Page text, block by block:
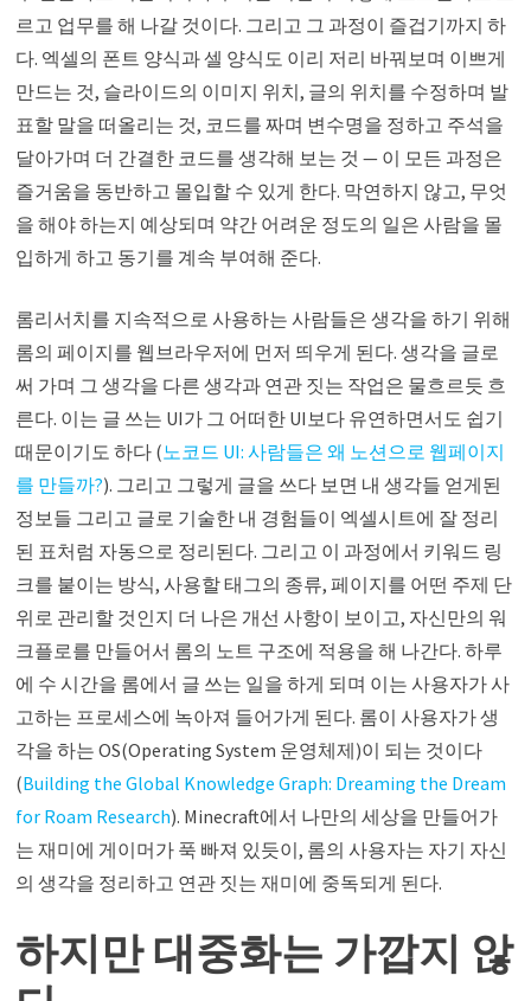
르고 업무를 해 나갈 것이다. 그리고 그 과정이 즐겁기까지 하
다. 엑셀의 폰트 양식과 셀 양식도 이리 저리 바꿔보며 이쁘게
만드는 것, 슬라이드의 이미지 위치, 글의 위치를 수정하며 발
표할 말을 떠올리는 것, 코드를 짜며 변수명을 정하고 주석을
달아가며 더 간결한 코드를 생각해 보는 것 — 이 모든 과정은
즐거움을 동반하고 몰입할 수 있게 한다. 막연하지 않고, 무엇
을 해야 하는지 예상되며 약간 어려운 정도의 일은 사람을 몰
입하게 하고 동기를 계속 부여해 준다.
롬리서치를 지속적으로 사용하는 사람들은 생각을 하기 위해
롬의 페이지를 웹브라우저에 먼저 띄우게 된다. 생각을 글로
써 가며 그 생각을 다른 생각과 연관 짓는 작업은 물흐르듯 흐
른다. 이는 글 쓰는 UI가 그 어떠한 UI보다 유연하면서도 쉽기
때문이기도 하다 (노코드 UI: 사람들은 왜 노션으로 웹페이지
를 만들까?). 그리고 그렇게 글을 쓰다 보면 내 생각들 얻게된
정보들 그리고 글로 기술한 내 경험들이 엑셀시트에 잘 정리
된 표처럼 자동으로 정리된다. 그리고 이 과정에서 키워드 링
크를 붙이는 방식, 사용할 태그의 종류, 페이지를 어떤 주제 단
위로 관리할 것인지 더 나은 개선 사항이 보이고, 자신만의 워
크플로를 만들어서 롬의 노트 구조에 적용을 해 나간다. 하루
에 수 시간을 롬에서 글 쓰는 일을 하게 되며 이는 사용자가 사
고하는 프로세스에 녹아져 들어가게 된다. 롬이 사용자가 생
각을 하는 OS(Operating System 운영체제)이 되는 것이다
(Building the Global Knowledge Graph: Dreaming the Dream
for Roam Research). Minecraft에서 나만의 세상을 만들어가
는 재미에 게이머가 푹 빠져 있듯이, 롬의 사용자는 자기 자신
의 생각을 정리하고 연관 짓는 재미에 중독되게 된다.
하지만 대중화는 가깝지 않